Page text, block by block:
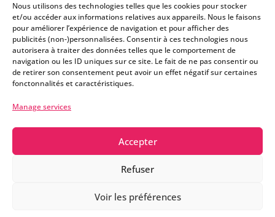
Nous utilisons des technologies telles que les cookies pour stocker
et/ou accéder aux informations relatives aux appareils. Nous le faisons
pour améliorer l’expérience de navigation et pour afficher des
publicités (non-)personnalisées. Consentir à ces technologies nous
autorisera à traiter des données telles que le comportement de
navigation ou les ID uniques sur ce site. Le fait de ne pas consentir ou
de retirer son consentement peut avoir un effet négatif sur certaines
fonctonnalités et caractéristiques.
Manage services
Accepter
Refuser
Voir les préférences
EMILIEPHOTOGRAPHIELEMONDE2026